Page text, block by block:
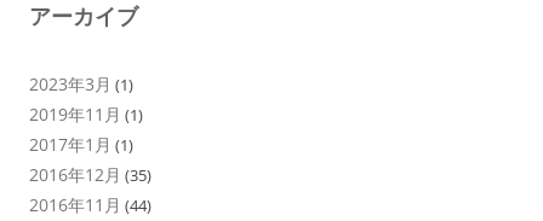
アーカイブ
2023年3月 (1)
2019年11月 (1)
2017年1月 (1)
2016年12月 (35)
2016年11月 (44)